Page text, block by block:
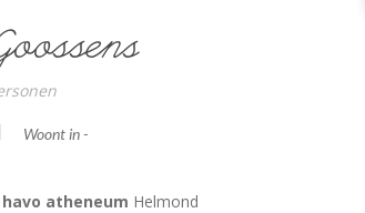
Woont in -
atheneum Helmond